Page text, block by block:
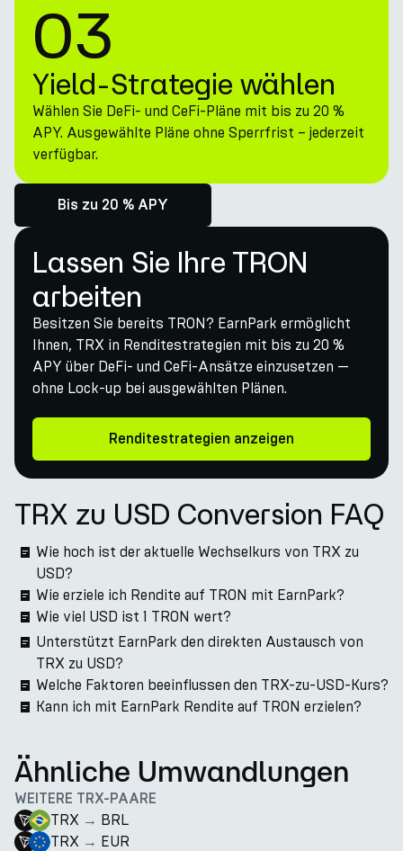
03
Yield-Strategie wählen
Wählen Sie DeFi- und CeFi-Pläne mit bis zu 20 %
APY. Ausgewählte Pläne ohne Sperrfrist – jederzeit
verfügbar.
Bis zu 20 % APY
Lassen Sie Ihre TRON
arbeiten
Besitzen Sie bereits TRON? EarnPark ermöglicht
Ihnen, TRX in Renditestrategien mit bis zu 20 %
APY über DeFi- und CeFi-Ansätze einzusetzen —
ohne Lock-up bei ausgewählten Plänen.
Renditestrategien anzeigen
TRX zu USD Conversion FAQ
Wie hoch ist der aktuelle Wechselkurs von TRX zu
USD?
Wie erziele ich Rendite auf TRON mit EarnPark?
Wie viel USD ist 1 TRON wert?
Unterstützt EarnPark den direkten Austausch von
TRX zu USD?
Welche Faktoren beeinflussen den TRX-zu-USD-Kurs?
Kann ich mit EarnPark Rendite auf TRON erzielen?
Ähnliche Umwandlungen
WEITERE TRX-PAARE
TRX → BRL
TRX → EUR